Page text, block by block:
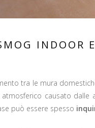
INDOOR
tra le mura
causato
può essere spesso